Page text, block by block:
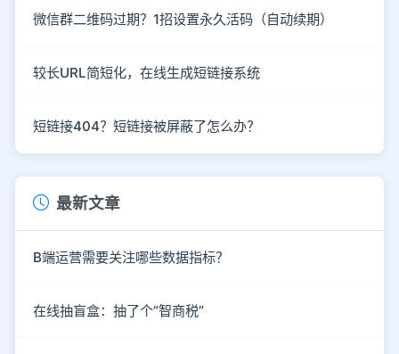
微信群二维码过期？1招设置永久活码（自动续期）
较长URL简短化，在线生成短链接系统
短链接404？短链接被屏蔽了怎么办？
最新文章
B端运营需要关注哪些数据指标？
在线抽盲盒：抽了个“智商税”